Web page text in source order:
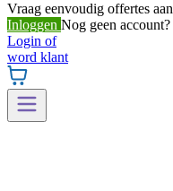
Vraag eenvoudig offertes aan
Inloggen Nog geen account?
Login of
word klant